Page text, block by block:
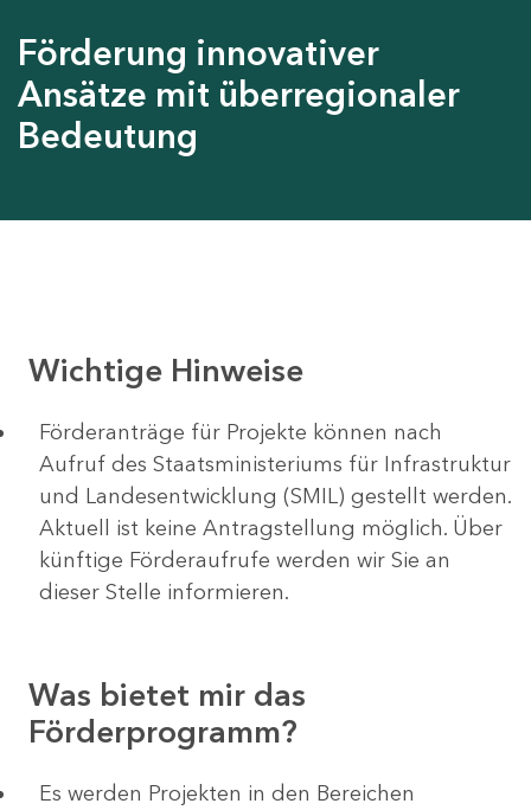
Förderung innovativer
Ansätze mit überregionaler
Bedeutung
Wichtige Hinweise
Förderanträge für Projekte können nach
Aufruf des Staatsministeriums für Infrastruktur
und Landesentwicklung (SMIL) gestellt werden.
Aktuell ist keine Antragstellung möglich. Über
künftige Förderaufrufe werden wir Sie an
dieser Stelle informieren.
Was bietet mir das
Förderprogramm?
Es werden Projekten in den Bereichen